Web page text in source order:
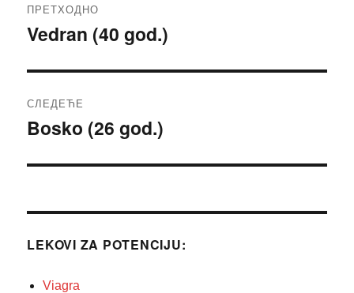
чланка
ПРЕТХОДНО
Претходни
Vedran (40 god.)
СЛЕДЕЋЕ
Следећи
Bosko (26 god.)
LEKOVI ZA POTENCIJU:
Viagra